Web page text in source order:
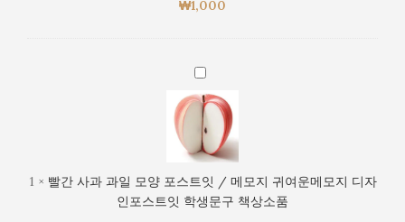
책
품
포
스
트
잇
학
생
문
트
메
지
귀
여
운
메
모
₩1,000
빨
간
사
과
과
모
양
1 × 빨간 사과 과일 모양 포스트잇 / 메모지 귀여운메모지 디자
인포스트잇 학생문구 책상소품